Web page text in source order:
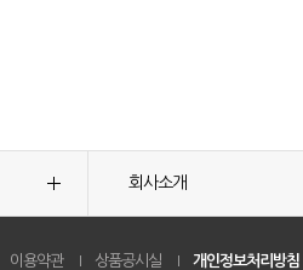
회사소개
이용약관 상품공시실 개인정보처리방침